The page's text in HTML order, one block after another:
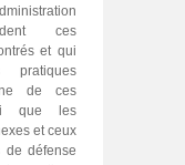
ces
et qui
de ces
que les
et ceux
de défense